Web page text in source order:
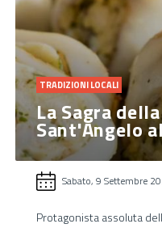
TRADIZIONI LOCALI
La Sagra
Sant'Angelo
Sabato, 9 Settembre
Protagonista assoluta